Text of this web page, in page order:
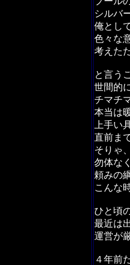
シルバ
俺とし
色々な
考えた
と言う
世間的
チマチ
本当は
上手い
直前ま
そりゃ
勿体な
頼みの
こんな
ひと頃
最近は
運営が
４年前